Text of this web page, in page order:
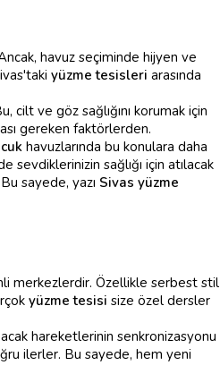
havuz seçiminde hijyen ve
yüzme tesisleri arasında
ve göz sağlığını korumak için
gereken faktörlerden.
havuzlarında bu konulara daha
sevdiklerinizin sağlığı için atılacak
sayede, yazı Sivas yüzme
merkezlerdir. Özellikle serbest stil
yüzme tesisi size özel dersler
hareketlerinin senkronizasyonu
ilerler. Bu sayede, hem yeni